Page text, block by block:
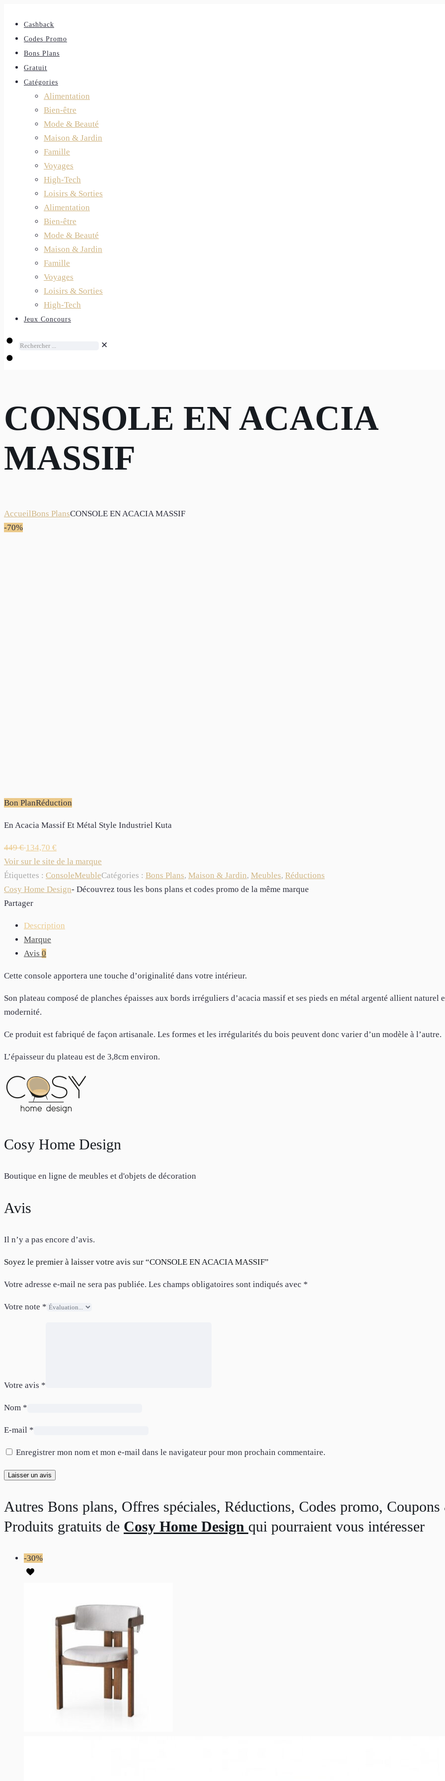
Cashback
Codes Promo
Bons Plans
Gratuit
Catégories
Alimentation
Bien-être
Mode & Beauté
Maison & Jardin
Famille
Voyages
High-Tech
Loisirs & Sorties
Alimentation
Bien-être
Mode & Beauté
Maison & Jardin
Famille
Voyages
Loisirs & Sorties
High-Tech
Jeux Concours
✕
CONSOLE EN ACACIA
MASSIF
AccueilBons PlansCONSOLE EN ACACIA MASSIF
-70%
Bon PlanRéduction
En Acacia Massif Et Métal Style Industriel Kuta
449€ 134,70 €
Voir sur le site de la marque
Étiquettes : ConsoleMeubleCatégories : Bons Plans, Maison & Jardin, Meubles, Réductions
Cosy Home Design- Découvrez tous les bons plans et codes promo de la même marque
Partager
Description
Marque
Avis 0
Cette console apportera une touche d’originalité dans votre intérieur.
Son plateau composé de planches épaisses aux bords irréguliers d’acacia massif et ses pieds en métal argenté allient naturel
modernité.
Ce produit est fabriqué de façon artisanale. Les formes et les irrégularités du bois peuvent donc varier d’un modèle à l’autre.
L’épaisseur du plateau est de 3,8cm environ.
Cosy Home Design
Boutique en ligne de meubles et d'objets de décoration
Avis
Il n’y a pas encore d’avis.
Soyez le premier à laisser votre avis sur “CONSOLE EN ACACIA MASSIF”
Votre adresse e-mail ne sera pas publiée. Les champs obligatoires sont indiqués avec *
Votre note *
Votre avis *
Nom *
E-mail *
Enregistrer mon nom et mon e-mail dans le navigateur pour mon prochain commentaire.
Autres Bons plans, Offres spéciales, Réductions, Codes promo,
Produits gratuits de Cosy Home Design qui pourraient vous intéresser
-30%